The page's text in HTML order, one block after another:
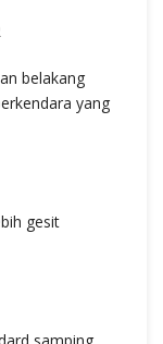
belakang
yang
gesit